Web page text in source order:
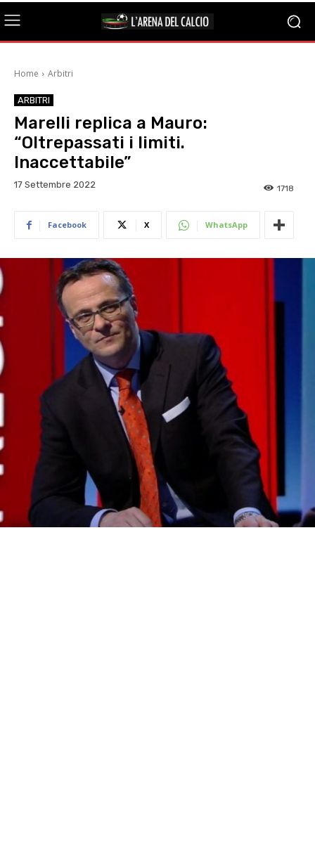
Home Arbitri
ARBITRI
Marelli replica a Mauro:
“Oltrepassati i limiti.
Inaccettabile”
17 Settembre 2022 1718
Facebook X WhatsApp